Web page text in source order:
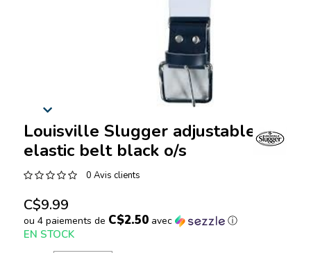
Louisville Slugger adjustable
elastic belt black o/s
0 Avis clients
C$9.99
ou 4 paiements de C$2.50avec ⓘ
EN STOCK